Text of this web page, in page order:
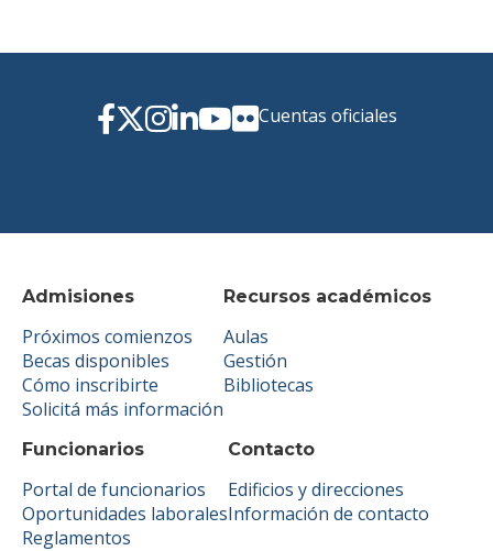
Admisiones
Próximos comienzos
Becas disponibles
Cómo inscribirte
Solicitá más información
Recursos académicos
Aulas
Gestión
Bibliotecas
Funcionarios
Portal de funcionarios
Oportunidades laborales
Reglamentos
Contacto
Edificios y direcciones
Información de contacto
Cuentas oficiales